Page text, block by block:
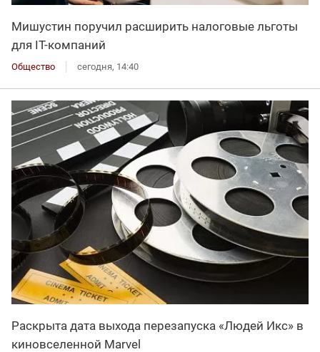
Мишустин поручил расширить налоговые льготы
для IT-компаний
Общество сегодня, 14:40
Раскрыта дата выхода перезапуска «Людей Икс» в
киновселенной Marvel